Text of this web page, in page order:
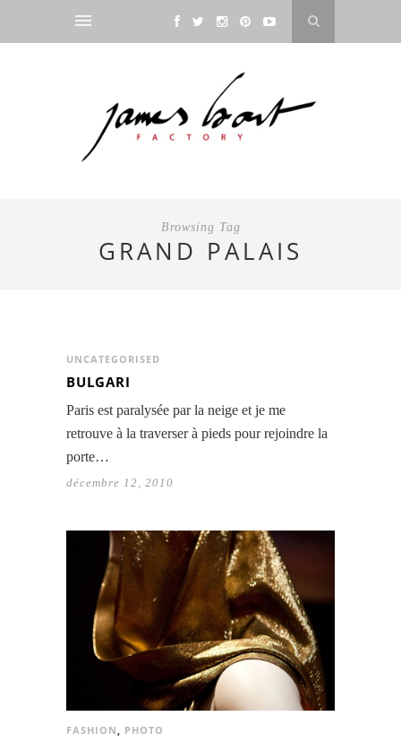
Browsing Tag
GRAND PALAIS
UNCATEGORISED
BULGARI
Paris est paralysée par la neige et je me
retrouve à la traverser à pieds pour rejoindre la
porte…
décembre 12, 2010
FASHION PHOTO